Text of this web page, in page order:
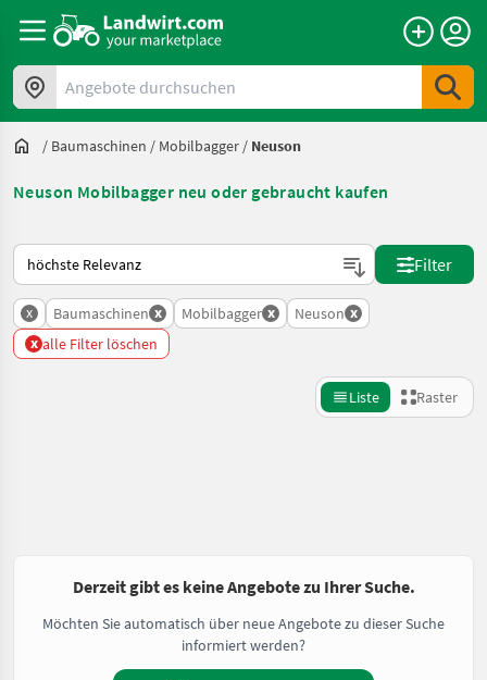
Angebote durchsuchen
/ Baumaschinen / Mobilbagger / Neuson
Neuson Mobilbagger neu oder gebraucht kaufen
So wird auf Landwirt.com sortiert
Filter
x Baumaschinen x Mobilbagger x Neuson x
x alle Filter löschen
Liste Raster
Derzeit gibt es keine Angebote zu Ihrer Suche.
Möchten Sie automatisch über neue Angebote zu dieser Suche
informiert werden?